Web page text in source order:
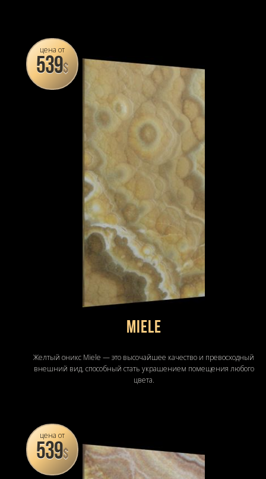
цена от
539$
Miele
Желтый оникс Miele — это высочайшее качество и превосходный
внешний вид, способный стать украшением помещения любого
цвета.
цена от
539$